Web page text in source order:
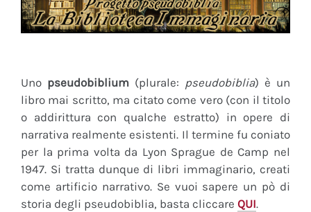
Uno pseudobiblium (plurale: pseudobiblia) è un
libro mai scritto, ma citato come vero (con il titolo
o addirittura con qualche estratto) in opere di
narrativa realmente esistenti. Il termine fu coniato
per la prima volta da Lyon Sprague de Camp nel
1947. Si tratta dunque di libri immaginario, creati
come artificio narrativo. Se vuoi sapere un pò di
storia degli pseudobiblia, basta cliccare QUI.